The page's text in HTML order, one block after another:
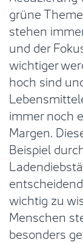
grüne
stehen
und der
wichtiger
hoch sind
immer noch
Margen.
Beispiel
wichtig zu
Menschen
besonders